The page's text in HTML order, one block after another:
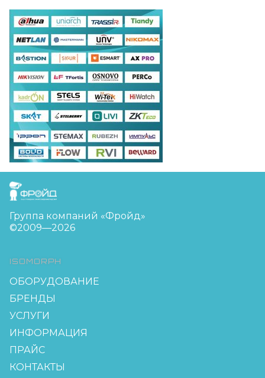
FreudGroup
Группа компаний «Фройд»
©2009—2026
ISOMORPH
ОБОРУДОВАНИЕ
БРЕНДЫ
УСЛУГИ
ИНФОРМАЦИЯ
ПРАЙС
КОНТАКТЫ